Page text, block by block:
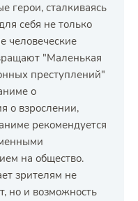
герои, сталкиваясь
себя не только
человеческие
"Маленькая
преступлений"
о
о взрослении,
рекомендуется
на общество.
зрителям не
но и возможность